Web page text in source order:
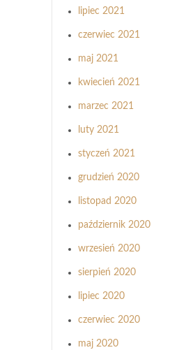
lipiec 2021
czerwiec 2021
maj 2021
kwiecień 2021
marzec 2021
luty 2021
styczeń 2021
grudzień 2020
listopad 2020
październik 2020
wrzesień 2020
sierpień 2020
lipiec 2020
czerwiec 2020
maj 2020